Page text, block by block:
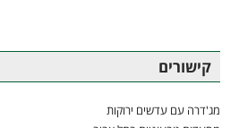
קישורים
מג'דרה עם עדשים ירוקות